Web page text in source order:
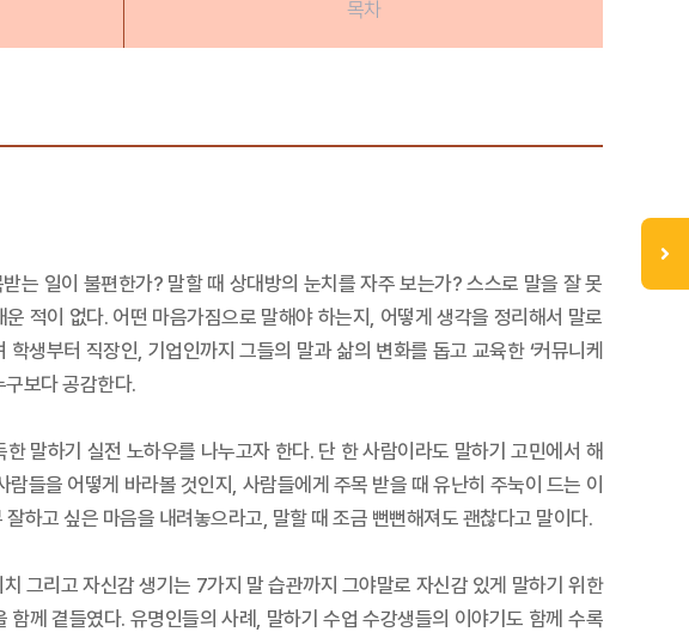
목차
는 일이 불편한가? 말할 때 상대방의 눈치를 자주 보는가? 스스로 말을 잘 못
적이 없다. 어떤 마음가짐으로 말해야 하는지, 어떻게 생각을 정리해서 말로
생부터 직장인, 기업인까지 그들의 말과 삶의 변화를 돕고 교육한 ‘커뮤니케
보다 공감한다.
말하기 실전 노하우를 나누고자 한다. 단 한 사람이라도 말하기 고민에서 해
들을 어떻게 바라볼 것인지, 사람들에게 주목 받을 때 유난히 주눅이 드는 이
하고 싶은 마음을 내려놓으라고, 말할 때 조금 뻔뻔해져도 괜찮다고 말이다.
그리고 자신감 생기는 7가지 말 습관까지 그야말로 자신감 있게 말하기 위한
께 곁들였다. 유명인들의 사례, 말하기 수업 수강생들의 이야기도 함께 수록